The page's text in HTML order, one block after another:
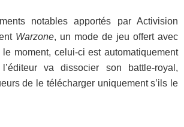
notables apportés par Activision
Warzone, un mode de jeu offert avec
le moment, celui-ci est automatiquement
va dissocier son battle-royal,
de le télécharger uniquement s’ils le